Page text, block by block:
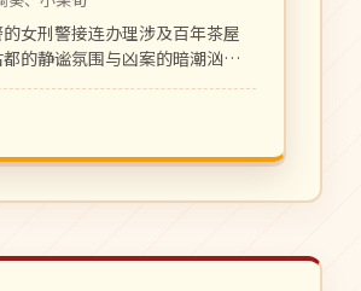
女刑警接连办理涉及百年茶屋
的静谧氛围与凶案的暗潮汹涌